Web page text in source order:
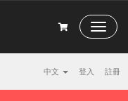
T
o
g
中文 登入 註冊